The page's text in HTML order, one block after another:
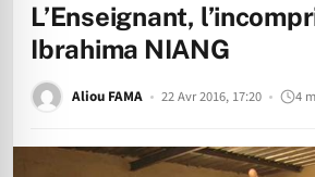
L’Enseignant,
Ibrahima NIANG
Aliou FAMA 22 Avr 2016, 17:20 4